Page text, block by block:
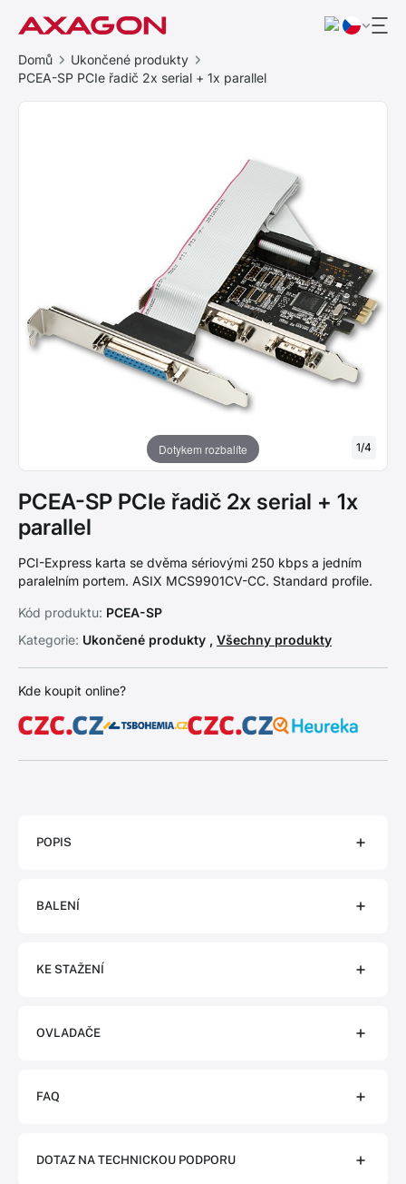
Domů
Ukončené produkty
PCEA-SP PCIe řadič 2x serial + 1x parallel
Dotykem rozbalíte 1/4
PCEA-SP PCIe řadič 2x serial + 1x
parallel
PCI-Express karta se dvěma sériovými 250 kbps a jedním
paralelním portem. ASIX MCS9901CV-CC. Standard profile.
Kód produktu: PCEA-SP
Kategorie: Ukončené produkty , Všechny produkty
Kde koupit online?
POPIS
BALENÍ
KE STAŽENÍ
OVLADAČE
FAQ
DOTAZ NA TECHNICKOU PODPORU